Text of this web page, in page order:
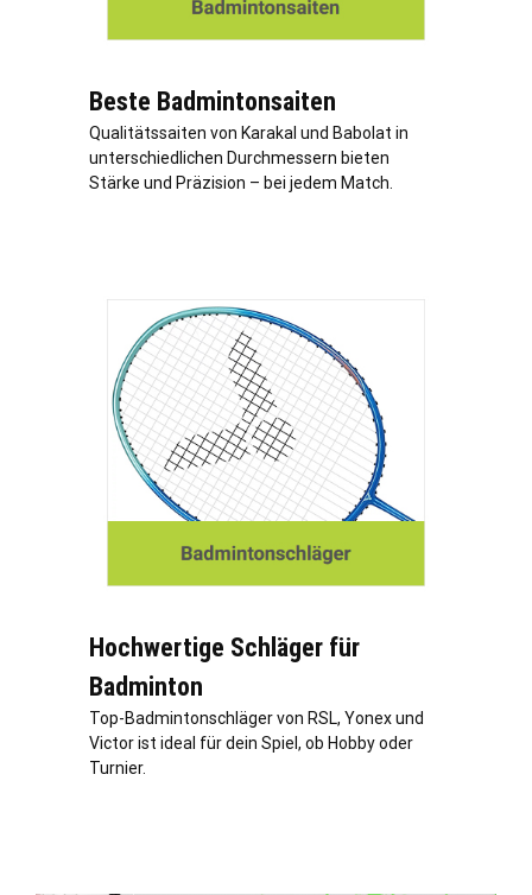
Beste Badmintonsaiten
Qualitätssaiten von Karakal und Babolat in
unterschiedlichen Durchmessern bieten
Stärke und Präzision – bei jedem Match.
Hochwertige Schläger für
Badminton
Top-Badmintonschläger von RSL, Yonex und
Victor ist ideal für dein Spiel, ob Hobby oder
Turnier.